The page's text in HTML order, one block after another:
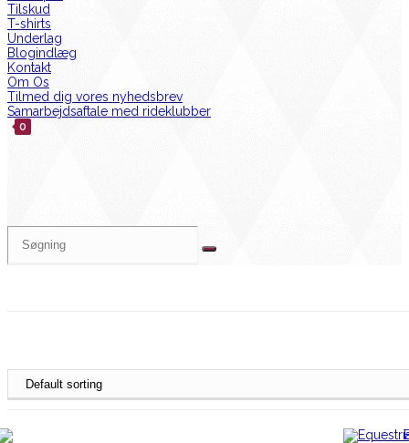
Tilskud
T-shirts
Underlag
Blogindlæg
Kontakt
Om Os
Tilmed dig vores nyhedsbrev
Samarbejdsaftale med rideklubber
0